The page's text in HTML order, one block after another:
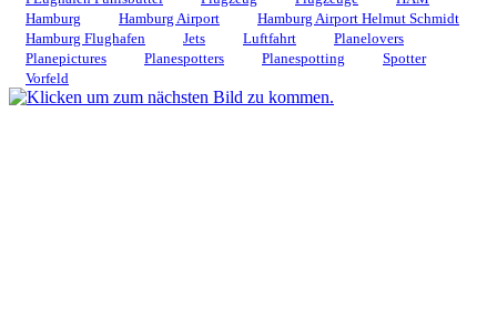
Hamburg
Hamburg Airport
Hamburg Airport Helmut Schmidt
Hamburg Flughafen
Jets Luftfahrt
Planelovers
Planepictures
Planespotters Planespotting
Spotter
Vorfeld